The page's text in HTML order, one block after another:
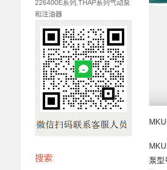
226400E系列,THAP系列气动泵
和注油器
搜索
泵型